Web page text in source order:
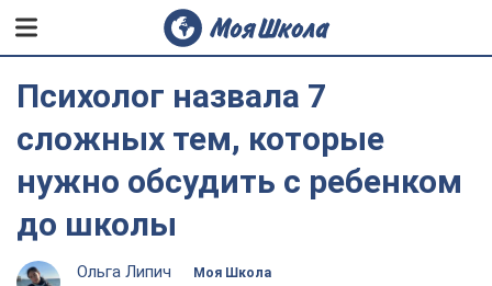
Психолог назвала 7
сложных тем, которые
нужно обсудить с ребенком
до школы
Ольга Липич
Моя Школа